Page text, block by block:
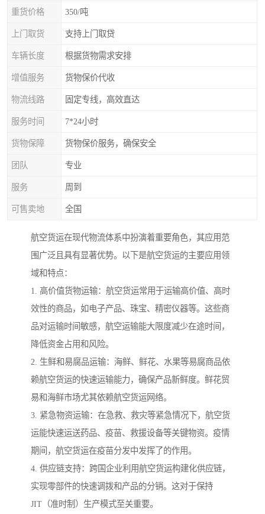
重货价格 350/吨
上门取货 支持上门取贷
车辆长度 根据货物需求安排
增值服务 货物保价代收
物流线路 固定专线，高效直达
服务时间 7*24小时
货物保障 货物保价服务，确保安全
团队 专业
服务 周到
可售卖地 全国
航空货运在现代物流体系中扮演着重要角色，其应用范
围广泛且具有显著优势。以下是航空货运的主要应用领
域和特点：
1. 高价值货物运输：航空货运常用于运输高价值、高时
效性的商品，如电子产品、珠宝、精密仪器等。这些商
品对运输时间敏感，航空运输能大限度减少在途时间，
降低资金占用和风险。
2. 生鲜和易腐品运输：海鲜、鲜花、水果等易腐商品依
赖航空货运的快速运输能力，确保产品新鲜度。鲜花贸
易和海鲜市场尤其依赖航空货运网络。
3. 紧急物资运输：在急救、救灾等紧急情况下，航空货
运能快速运送药品、疫苗、救援设备等关键物资。疫情
期间，航空货运在疫苗分发中发挥了的作用。
4. 供应链支持：跨国企业利用航空货运构建化供应链，
实现零部件的快速调拨和产品的分销。这对于保持
JIT（准时制）生产模式至关重要。